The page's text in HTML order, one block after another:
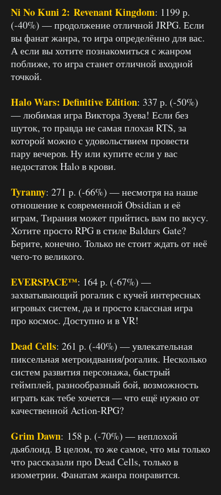
Ni No Kuni 2: Revenant Kingdom: 1199 р.
(-40%) — продолжение отличной JRPG. Если
вы фанат жанра, то игра определённо для вас.
А если вы хотите познакомиться с жанром
поближе, то игра станет отличной входной
точкой.
Halo Wars: Definitive Edition: 337 р. (-50%)
— любимая игра Виктора Зуева! Если без
шуток, то правда не самая плохая RTS, за
которой можно с удовольствием провести
пару вечеров. Ну или купите если у вас
недостаток Halo в крови.
Tyranny: 271 р. (-66%) — несмотря на наше
отношение к современной Obsidian и её
играм, Тирания может прийтись вам по вкусу.
Хотите просто RPG в стиле Baldurs Gate?
Берите, конечно. Только не стоит ждать от неё
чего-то великого.
EVERSPACE™: 164 р. (-67%) —
захватывающий рогалик с кучей интересных
игровых систем, да и просто классная игра
про космос. Доступно и в VR!
Dead Cells: 261 р. (-40%) — увлекательная
пиксельная метроидвания/рогалик. Несколько
систем развития персонажа, быстрый
геймплей, разнообразный бой, возможность
играть как тебе хочется — что ещё нужно от
качественной Action-RPG?
Grim Dawn: 158 р. (-70%) — неплохой
дьяблоид. В целом, то же самое, что мы только
что рассказали про Dead Cells, только в
изометрии. Фанатам жанра понравится.